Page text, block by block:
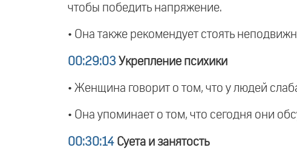
чтобы победить напряжение.
• Она также рекомендует стоять
00:29:03 Укрепление психики
• Женщина говорит о том, что у людей
• Она упоминает о том, что сегодня они
00:30:14 Суета и занятость